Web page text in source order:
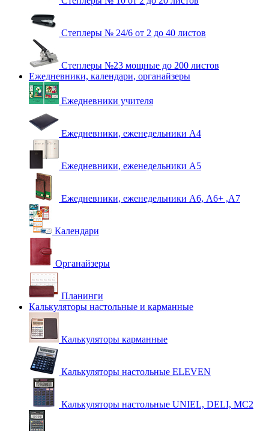
Степлеры № 24/6 от 2 до 40 листов
Степлеры №23 мощные до 200 листов
Ежедневники, календари, органайзеры
Ежедневники учителя
Ежедневники, еженедельники А4
Ежедневники, еженедельники А5
Ежедневники, еженедельники А6, А6+ ,А7
Календари
Органайзеры
Планинги
Калькуляторы настольные и карманные
Калькуляторы карманные
Калькуляторы настольные ELEVEN
Калькуляторы настольные UNIEL, DELI, MC2